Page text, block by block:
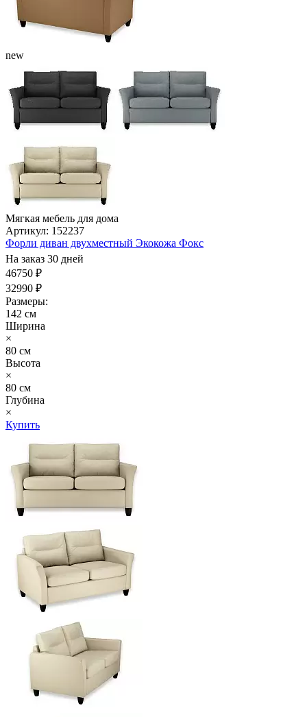
new
Мягкая мебель для дома
Артикул: 152237
Форли диван двухместный Экокожа Фокс
На заказ 30 дней
46750 ₽
32990 ₽
Размеры:
142 см
Ширина
×
80 см
Высота
×
80 см
Глубина
×
Купить